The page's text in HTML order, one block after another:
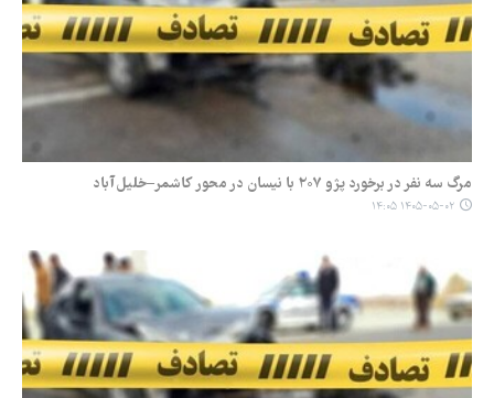
مرگ سه نفر در برخورد پژو ۲۰۷ با نیسان در محور کاشمر–خلیل‌آباد
۱۴۰۵-۰۵-۰۲ ۱۴:۰۵